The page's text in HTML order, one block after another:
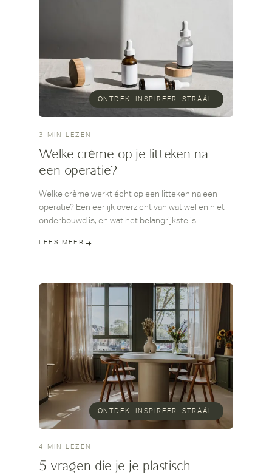
ONTDEK. INSPIREER. STRÁÁL.
3 MIN LEZEN
Welke crème op je litteken na
een operatie?
Welke crème werkt écht op een litteken na een
operatie? Een eerlijk overzicht van wat wel en niet
onderbouwd is, en wat het belangrijkste is.
LEES MEER
ONTDEK. INSPIREER. STRÁÁL.
4 MIN LEZEN
5 vragen die je je plastisch